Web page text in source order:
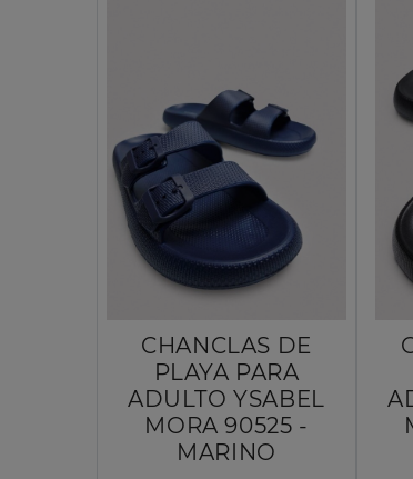
CHANCLAS DE
PLAYA PARA
ADULTO YSABEL
MORA 90525 -
MARINO